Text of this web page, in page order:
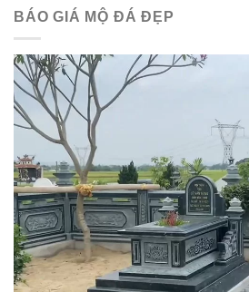
BÁO GIÁ MỘ ĐÁ ĐẸP